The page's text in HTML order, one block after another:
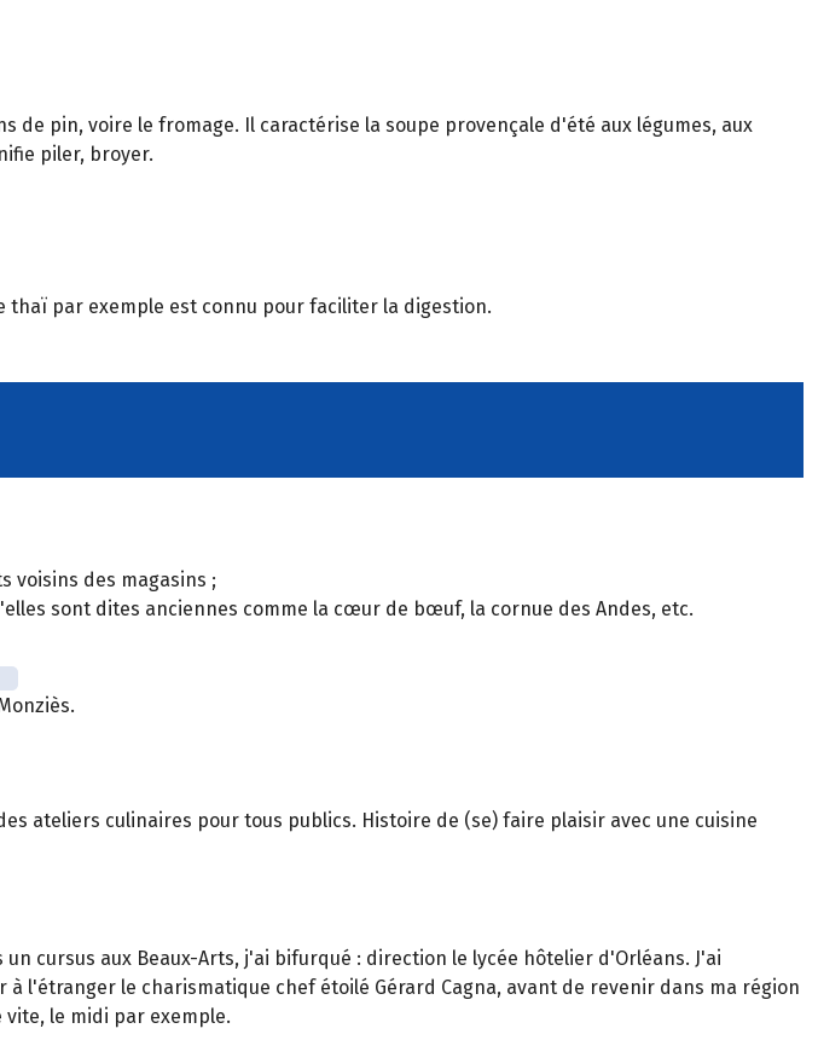
pin, voire le fromage. Il caractérise la soupe provençale d'été aux légumes, aux
piler, broyer.
thaï par exemple est connu pour faciliter la digestion.
voisins des magasins ;
sont dites anciennes comme la cœur de bœuf, la cornue des Andes, etc.
ateliers culinaires pour tous publics. Histoire de (se) faire plaisir avec une cuisine
cursus aux Beaux-Arts, j'ai bifurqué : direction le lycée hôtelier d'Orléans. J'ai
l'étranger le charismatique chef étoilé Gérard Cagna, avant de revenir dans ma région
le midi par exemple.